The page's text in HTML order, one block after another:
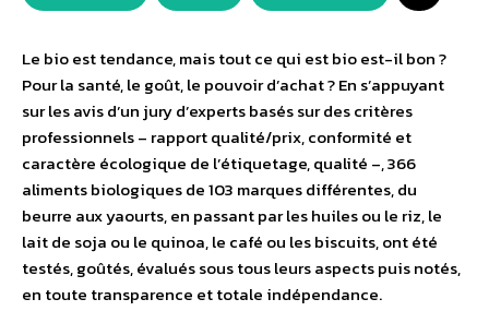
Le bio est tendance, mais tout ce qui est bio est-il bon ?
Pour la santé, le goût, le pouvoir d’achat ? En s’appuyant
sur les avis d’un jury d’experts basés sur des critères
professionnels – rapport qualité/prix, conformité et
caractère écologique de l’étiquetage, qualité –, 366
aliments biologiques de 103 marques différentes, du
beurre aux yaourts, en passant par les huiles ou le riz, le
lait de soja ou le quinoa, le café ou les biscuits, ont été
testés, goûtés, évalués sous tous leurs aspects puis notés,
en toute transparence et totale indépendance.